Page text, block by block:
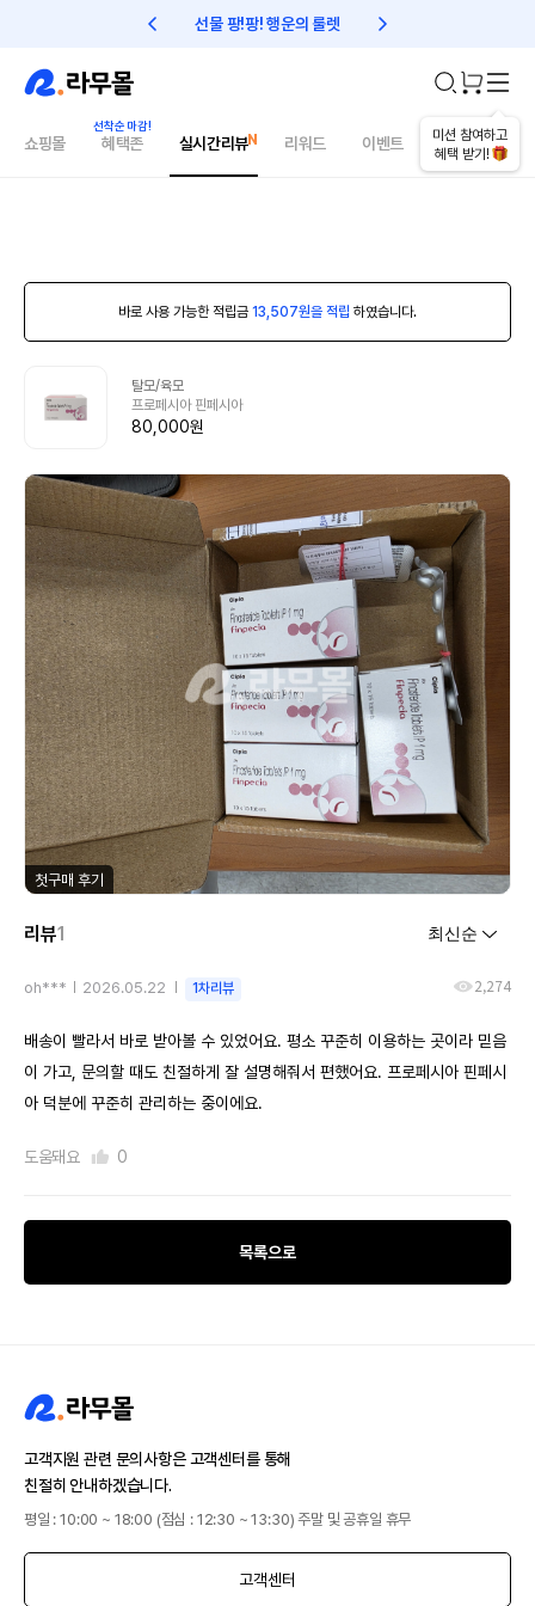
선물 팡!팡! 행운의 룰렛 친구초대 1만원 리워드!
미션 참여하고
혜택 받기!
쇼핑몰 혜택존 실시간리뷰 리워드 이벤트 건강매거진
바로 사용 가능한 적립금 13,507원을 적립 하였습니다.
탈모/육모
프로페시아 핀페시아
80,000원
첫구매 후기
리뷰1
oh*** 2026.05.22 1차리뷰 2,274
배송이 빨라서 바로 받아볼 수 있었어요. 평소 꾸준히 이용하는 곳이라 믿음
이 가고, 문의할 때도 친절하게 잘 설명해줘서 편했어요. 프로페시아 핀페시
아 덕분에 꾸준히 관리하는 중이에요.
도움돼요 0
목록으로
고객지원 관련 문의사항은 고객센터를 통해
친절히 안내하겠습니다.
평일 : 10:00 ~ 18:00 (점심 : 12:30 ~ 13:30) 주말 및 공휴일 휴무
고객센터